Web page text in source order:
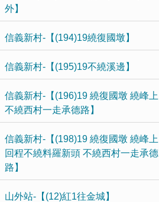
外】
信義新村-【(194)19繞復國墩】
信義新村-【(195)19不繞溪邊】
信義新村-【(196)19 繞復國墩 繞峰上
不繞西村一走承德路】
信義新村-【(198)19 繞復國墩 繞峰上
回程不繞料羅新頭 不繞西村一走承德
路】
山外站-【(12)紅1往金城】